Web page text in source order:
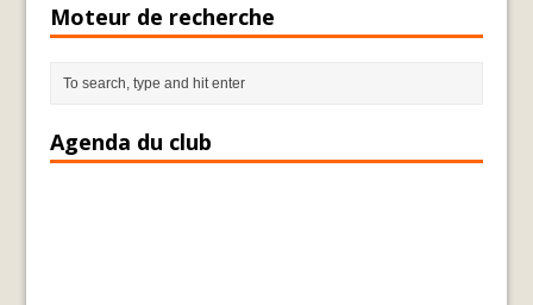
Moteur de recherche
Agenda du club